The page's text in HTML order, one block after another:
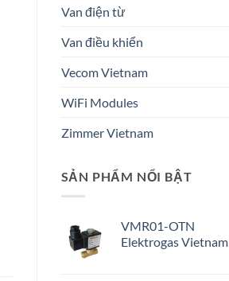
Van điện từ
Van điều khiển
Vecom Vietnam
WiFi Modules
Zimmer Vietnam
SẢN PHẨM NỔI BẬT
VMR01-OTN
Elektrogas Vietnam